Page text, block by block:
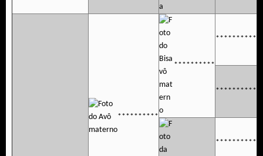
**********
**********
**********
**********
**********